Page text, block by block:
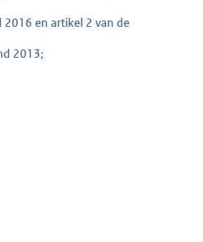
2016 en artikel 2 van de
2013;